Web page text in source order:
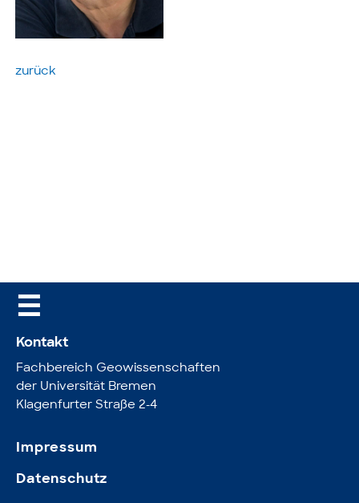
zurück
☰
Kontakt
Fachbereich Geowissenschaften
der Universität Bremen
Klagenfurter Straße 2-4
Impressum
Datenschutz